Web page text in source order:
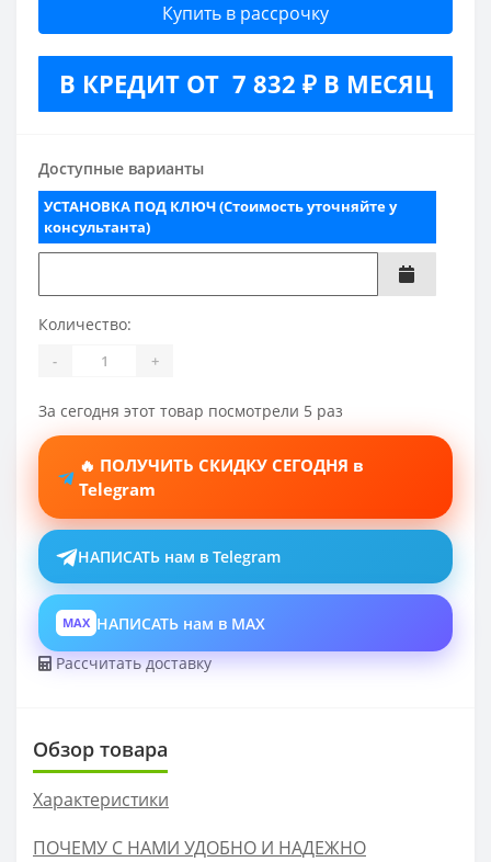
Купить в рассрочку
В КРЕДИТ ОТ 7 832 ₽ В МЕСЯЦ
Доступные варианты
УСТАНОВКА ПОД КЛЮЧ (Стоимость уточняйте у
консультанта)
Количество:
- +
За сегодня этот товар посмотрели 5 раз
🔥 ПОЛУЧИТЬ СКИДКУ СЕГОДНЯ в
Telegram
НАПИСАТЬ нам в Telegram
MAX НАПИСАТЬ нам в MAX
Рассчитать доставку
Обзор товара
Характеристики
ПОЧЕМУ С НАМИ УДОБНО И НАДЕЖНО